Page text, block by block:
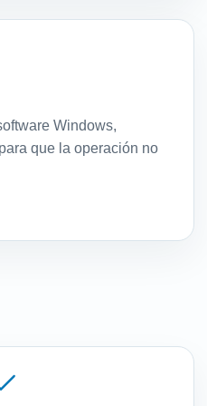
Windows,
que la operación no